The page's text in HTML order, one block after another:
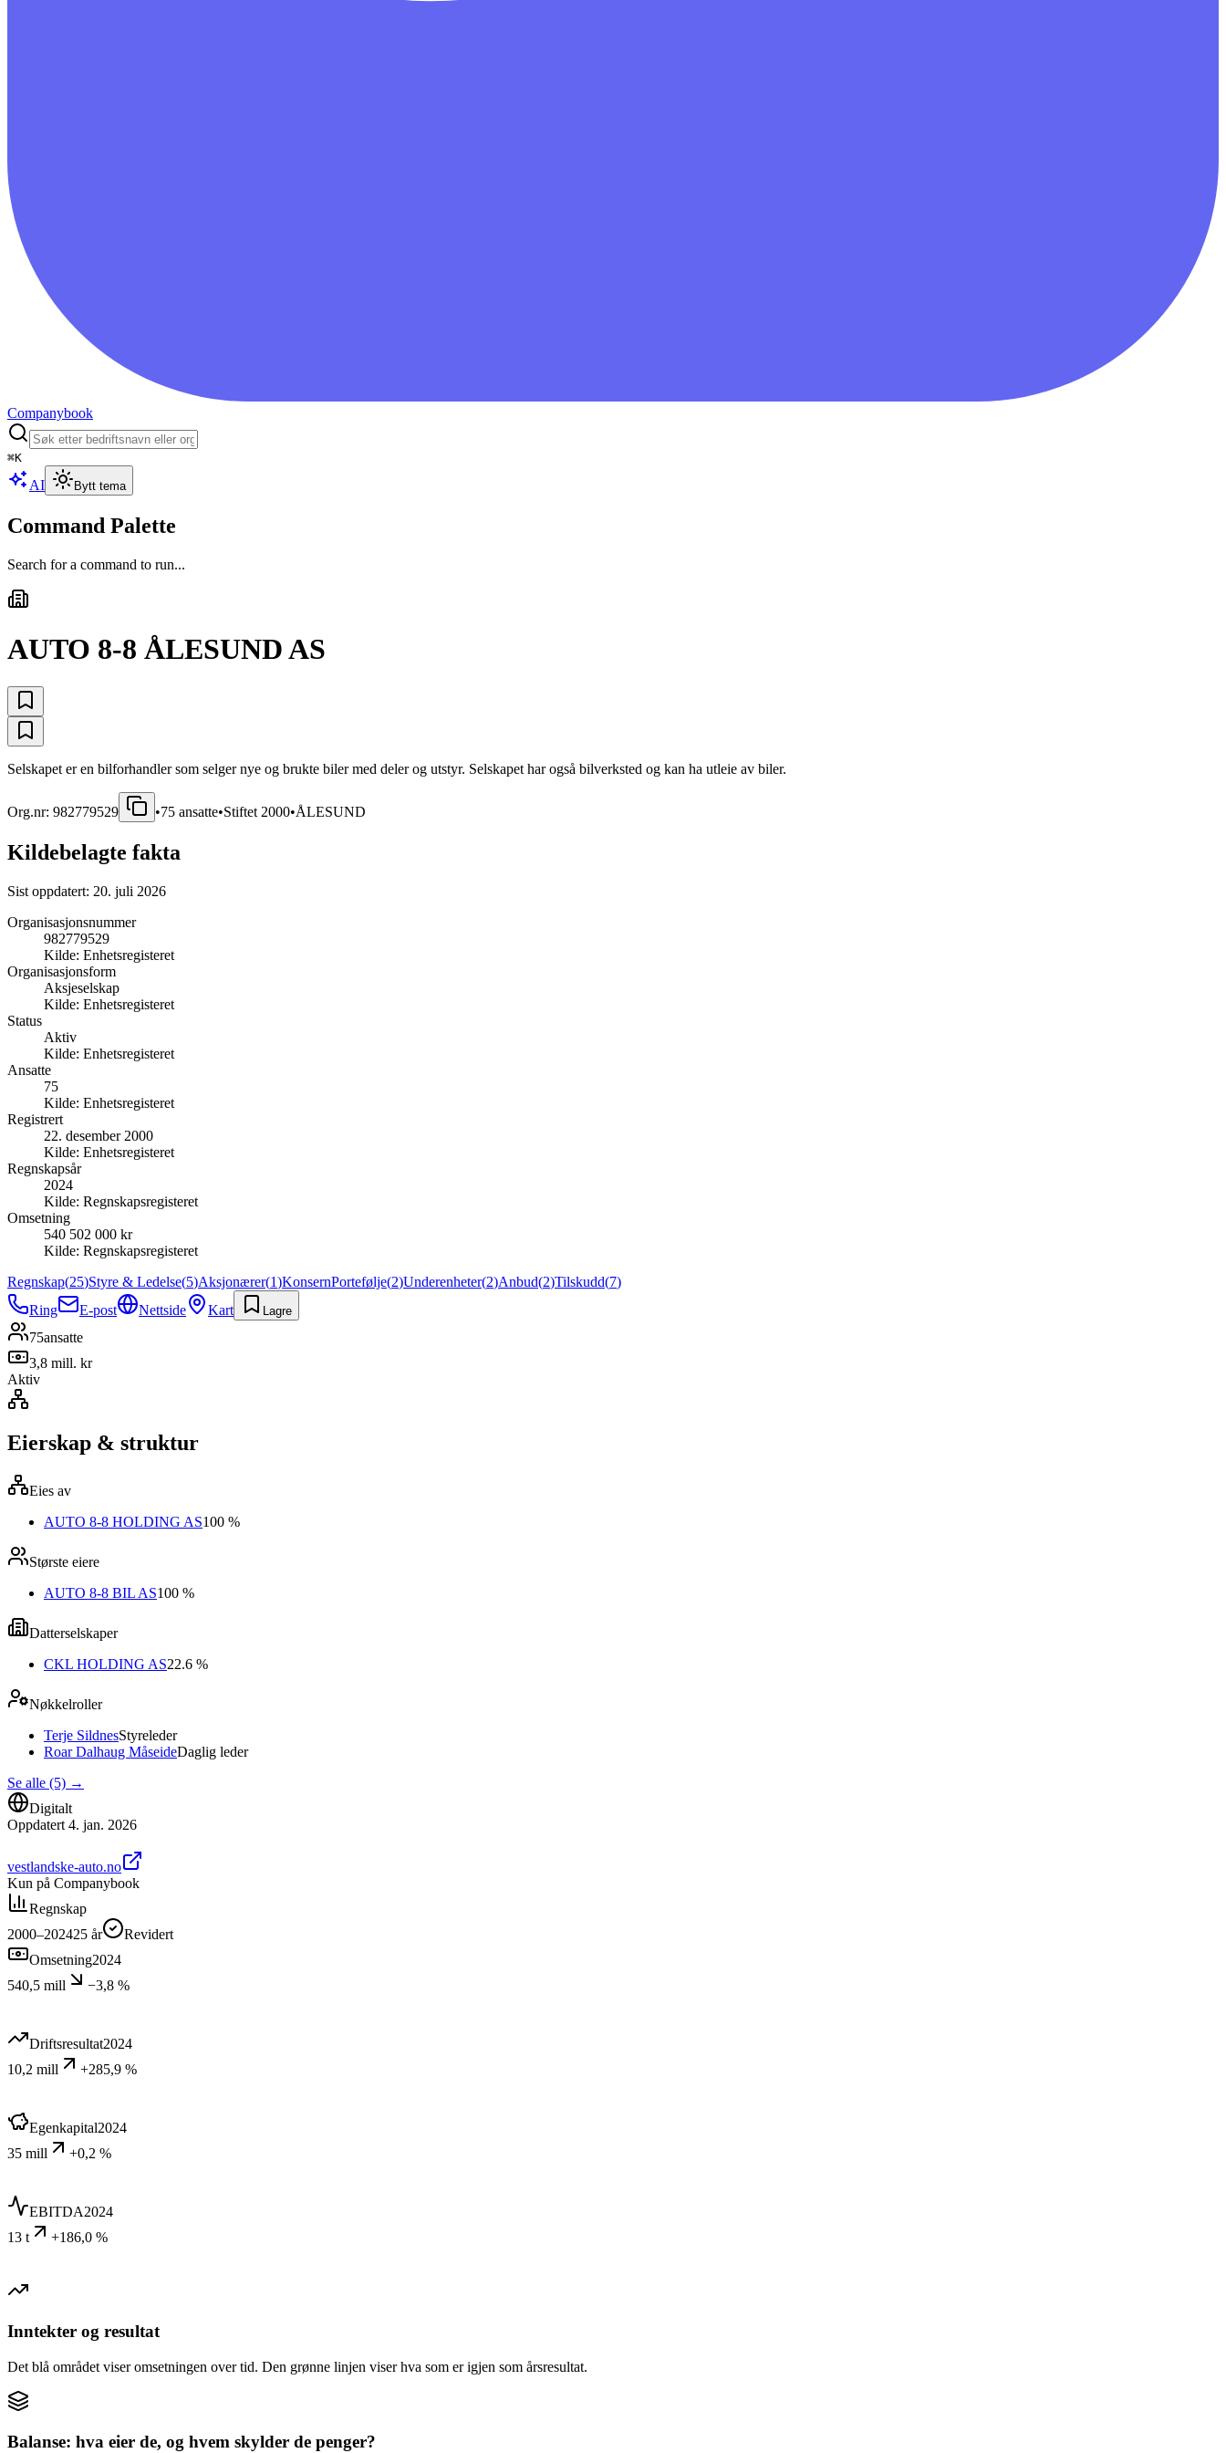
Companybook
⌘K
AI Bytt tema
Command Palette
Search for a command to run...
AUTO 8-8 ÅLESUND AS
Selskapet er en bilforhandler som selger nye og brukte biler med deler og utstyr. Selskapet har også bilverksted og kan ha utleie av biler.
Org.nr: 982779529 •75 ansatte•Stiftet 2000•ÅLESUND
Kildebelagte fakta
Sist oppdatert: 20. juli 2026
Organisasjonsnummer
982779529
Kilde: Enhetsregisteret
Organisasjonsform
Aksjeselskap
Kilde: Enhetsregisteret
Status
Aktiv
Kilde: Enhetsregisteret
Ansatte
75
Kilde: Enhetsregisteret
Registrert
22. desember 2000
Kilde: Enhetsregisteret
Regnskapsår
2024
Kilde: Regnskapsregisteret
Omsetning
540 502 000 kr
Kilde: Regnskapsregisteret
Regnskap(25)Styre & Ledelse(5)Aksjonærer(1)KonsernPortefølje(2)Underenheter(2)Anbud(2)Tilskudd(7)
Ring
E-post Nettside Kart Lagre
75ansatte
3,8 mill. kr
Aktiv
Eierskap & struktur
Eies av
AUTO 8-8 HOLDING AS100 %
Største eiere
AUTO 8-8 BIL AS100 %
Datterselskaper
CKL HOLDING AS22.6 %
Nøkkelroller
Terje SildnesStyreleder
Roar Dalhaug MåseideDaglig leder
Se alle (5) →
Digitalt
Oppdatert 4. jan. 2026
vestlandske-auto.no
Kun på Companybook
Regnskap
2000–202425 år
Revidert
Omsetning2024
540,5 mill
−3,8 %
Driftsresultat2024
10,2 mill
+285,9 %
Egenkapital2024
35 mill
+0,2 %
EBITDA2024
13 t
+186,0 %
Inntekter og resultat
Det blå området viser omsetningen over tid. Den grønne linjen viser hva som er igjen som årsresultat.
Balanse: hva eier de, og hvem skylder de penger?